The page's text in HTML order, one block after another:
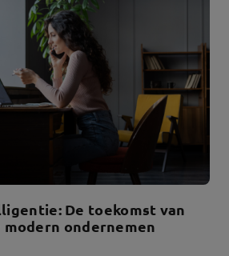
De toekomst van
modern ondernemen